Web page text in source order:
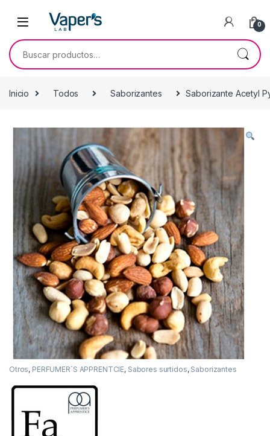
0
Inicio Todos Saborizantes Saborizante Acetyl
Otros, PERFUMER´S APPRENTCIE, Sabores surtidos, Saborizantes